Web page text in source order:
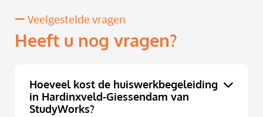
Veelgestelde vragen
Heeft u nog vragen?
Hoeveel kost de huiswerkbegeleiding
in Hardinxveld-Giessendam van
StudyWorks?